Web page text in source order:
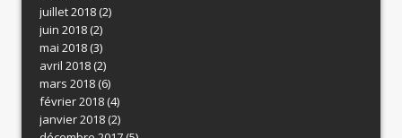
juillet 2018(2)
juin 2018(2)
mai 2018(3)
avril 2018(2)
mars 2018(6)
février 2018(4)
janvier 2018(2)